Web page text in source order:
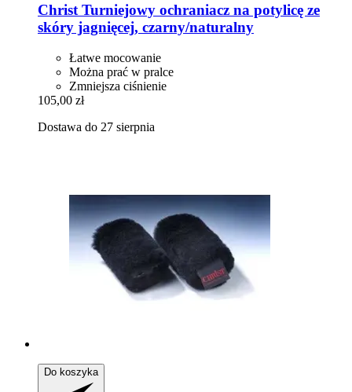
Christ Turniejowy ochraniacz na potylicę ze
skóry jagnięcej, czarny/naturalny
Łatwe mocowanie
Można prać w pralce
Zmniejsza ciśnienie
105,00 zł
Dostawa do 27 sierpnia
Do koszyka